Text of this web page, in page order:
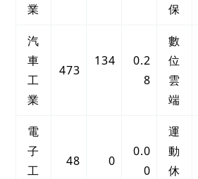
業
保
汽
車
工
業
473
134
0.2
8
數
位
雲
端
電
子
工
48 0
0.0
0
運
動
休